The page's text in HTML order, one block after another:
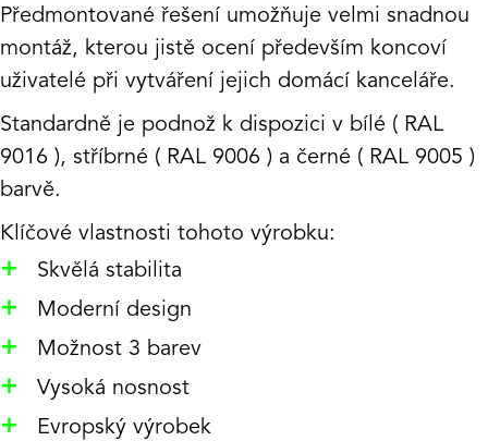
Předmontované řešení umožňuje velmi snadnou
montáž, kterou jistě ocení především koncoví
uživatelé při vytváření jejich domácí kanceláře.
Standardně je podnož k dispozici v bílé ( RAL
9016 ), stříbrné ( RAL 9006 ) a černé ( RAL 9005 )
barvě.
Klíčové vlastnosti tohoto výrobku:
+ Skvělá stabilita
+ Moderní design
+ Možnost 3 barev
+ Vysoká nosnost
+ Evropský výrobek